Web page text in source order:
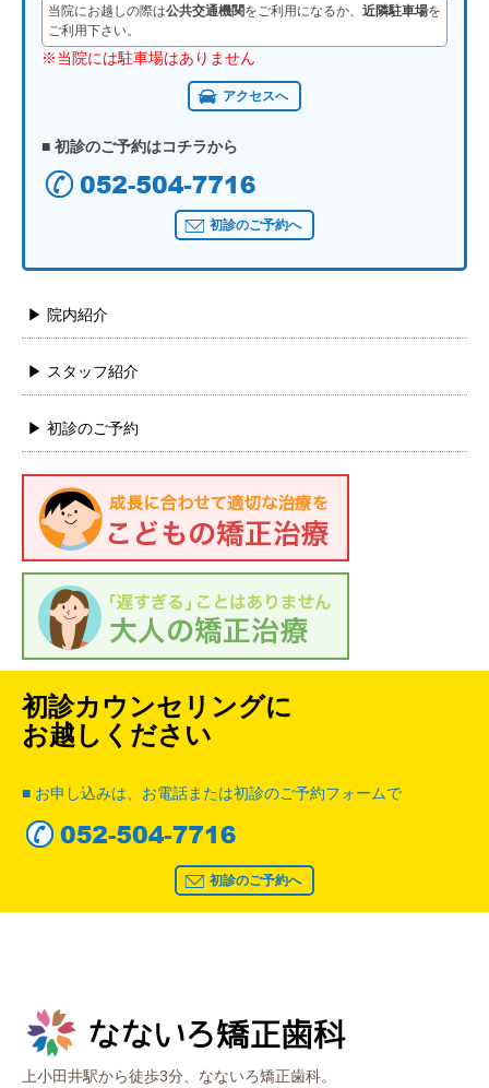
当院にお越しの際は公共交通機関をご利用になるか、 近隣駐車場を
ご利用下さい。
※当院には駐車場はありません
アクセスへ
■ 初診のご予約はコチラから
初診のご予約へ
▶ 院内紹介
▶ スタッフ紹介
▶ 初診のご予約
初診カウンセリングに
お越しください
■ お申し込みは、お電話または初診のご予約フォームで
初診のご予約へ
上小田井駅から徒歩3分、なないろ矯正歯科。